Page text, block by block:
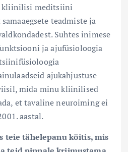
kliinilisi meditsiini
teadmiste ja
Suhtes inimese
ja ajufüsioloogia
ajukahjustuse
mida minu kliinilised
et tavaline neuroiming ei
aastal.
teie tähelepanu köitis, mis